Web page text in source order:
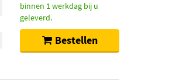
binnen 1 werkdag bij u
geleverd.
Bestellen